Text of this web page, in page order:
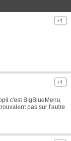
c'est BigBlueMenu,
pas sur l'autre